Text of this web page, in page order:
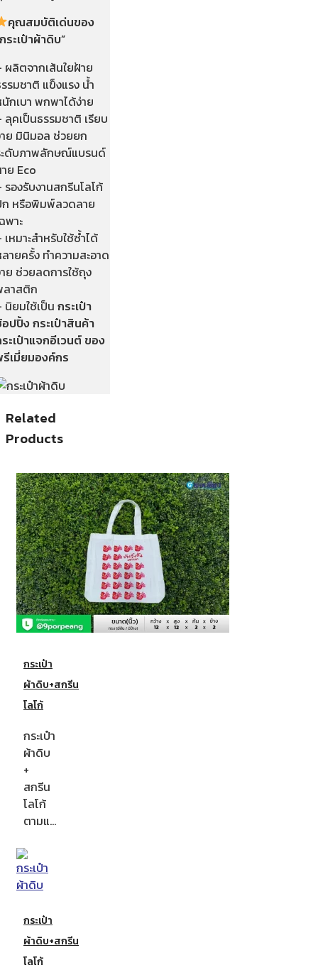
คุณสมบัติเด่นของ
ระเป๋าผ้าดิบ”
ผลิตจากเส้นใยฝ้าย
รมชาติ แข็งแรง น้ำ
กเบา พกพาได้ง่าย
ลุคเป็นธรรมชาติ เรียบ
ย มินิมอล ช่วยยก
ดับภาพลักษณ์แบรนด์
ย Eco
รองรับงานสกรีนโลโก้
หรือพิมพ์ลวดลาย
พาะ
เหมาะสำหรับใช้ซ้ำได้
ายครั้ง ทำความสะอาด
ย ช่วยลดการใช้ถุง
าสติก
นิยมใช้เป็น กระเป๋า
ปปิ้ง กระเป๋าสินค้า
ะเป๋าแจกอีเวนต์ ของ
เมี่ยมองค์กร
Related
Products
กระเป๋า
ผ้าดิบ+สกรีน
โลโก้
กระเป๋า
ผ้าดิบ
+
สกรีน
โลโก้
ตามแ…
กระเป๋า
ผ้าดิบ+สกรีน
โลโก้